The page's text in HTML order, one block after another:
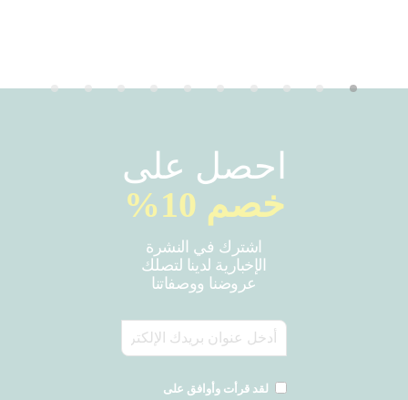
احصل على
خصم 10%
اشترك في النشرة
الإخبارية لدينا لتصلك
عروضنا ووصفاتنا
لقد قرأت وأوافق على